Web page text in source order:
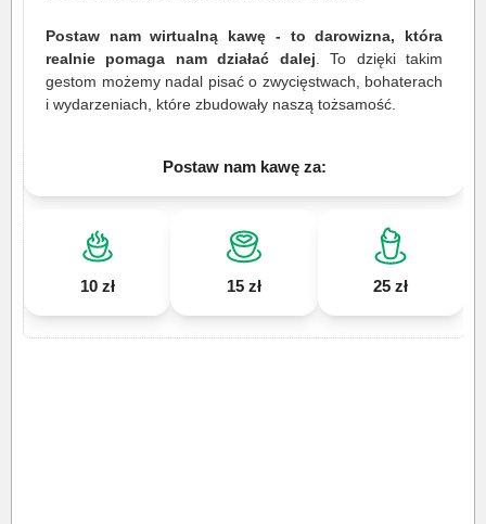
Postaw nam wirtualną kawę - to darowizna, która
realnie pomaga nam działać dalej . To dzięki takim
gestom możemy nadal pisać o zwycięstwach, bohaterach
i wydarzeniach, które zbudowały naszą tożsamość.
Postaw nam kawę za:
10 zł 15 zł 25 zł